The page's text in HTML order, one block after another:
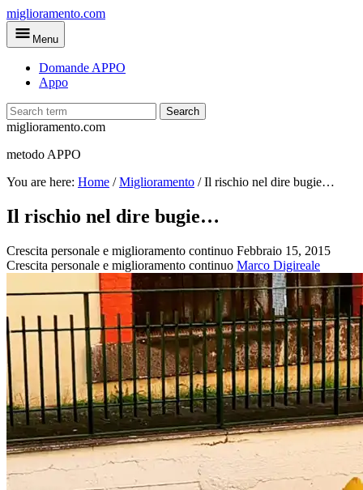
Skip
to
main
miglioramento.com
Menu
Domande APPO
Appo
Search
miglioramento.com
metodo APPO
You are here: Home /Miglioramento /Il rischio nel dire bugie…
Il rischio nel dire bugie…
Crescita personale e miglioramento continuo Febbraio 15, 2015
Crescita personale e miglioramento continuo Marco Digireale